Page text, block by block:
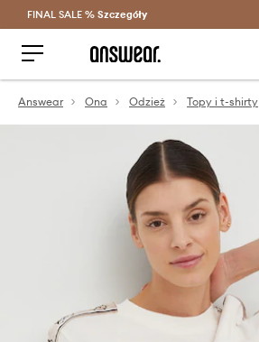
Oszczędzaj z Answear Club >
FINAL SALE % Szczegóły
Answear Ona Odzież Topy i t-shirty